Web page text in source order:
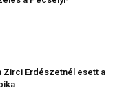
Zirci Erdészetnél esett a